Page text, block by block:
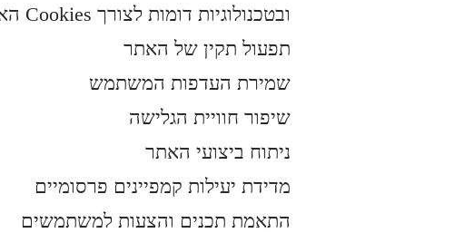
:האתר משתמש בקובצי Cookies ובטכנולוגיות דומות לצורך
תפעול תקין של האתר
שמירת העדפות המשתמש
שיפור חוויית הגלישה
ניתוח ביצועי האתר
מדידת יעילות קמפיינים פרסומיים
התאמת תכנים והצעות למשתמשים